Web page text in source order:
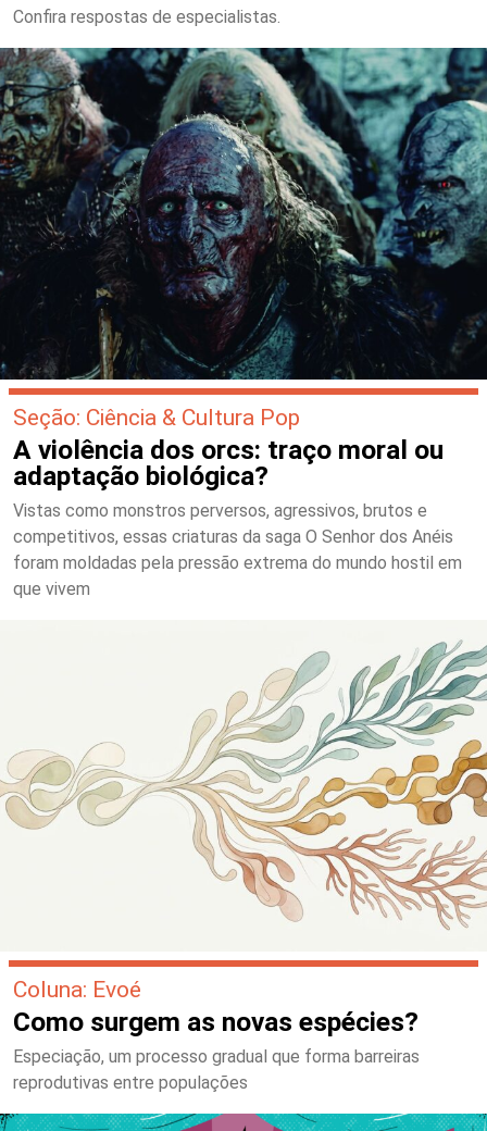
Confira respostas de especialistas.
Seção: Ciência & Cultura Pop
A violência dos orcs: traço moral ou
adaptação biológica?
Vistas como monstros perversos, agressivos, brutos e
competitivos, essas criaturas da saga O Senhor dos Anéis
foram moldadas pela pressão extrema do mundo hostil em
que vivem
Coluna: Evoé
Como surgem as novas espécies?
Especiação, um processo gradual que forma barreiras
reprodutivas entre populações